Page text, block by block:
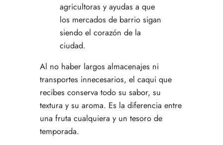
agricultoras y ayudas a que
los mercados de barrio sigan
siendo el corazón de la
ciudad.
Al no haber largos almacenajes ni
transportes innecesarios, el caqui que
recibes conserva todo su sabor, su
textura y su aroma. Es la diferencia entre
una fruta cualquiera y un tesoro de
temporada.